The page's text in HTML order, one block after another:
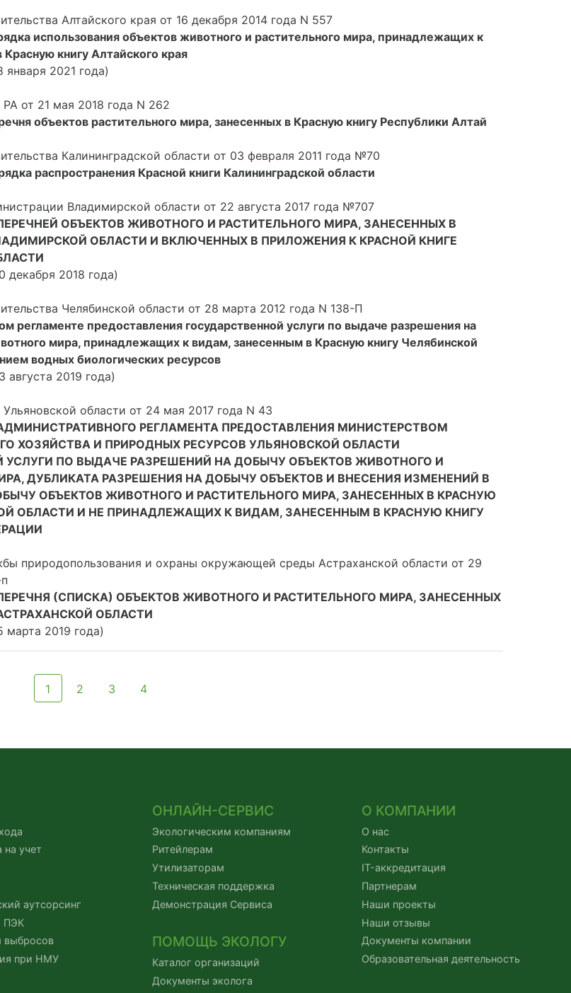
Алтайского края от 16 декабря 2014 года N 557
использования объектов животного и растительного мира, принадлежащих к
книгу Алтайского края
января 2021 года)
от 21 мая 2018 года N 262
объектов растительного мира, занесенных в Красную книгу Республики Алтай
Калининградской области от 03 февраля 2011 года №70
распространения Красной книги Калининградской области
Владимирской области от 22 августа 2017 года №707
ОБЪЕКТОВ ЖИВОТНОГО И РАСТИТЕЛЬНОГО МИРА, ЗАНЕСЕННЫХ В
ОБЛАСТИ И ВКЛЮЧЕННЫХ В ПРИЛОЖЕНИЯ К КРАСНОЙ КНИГЕ
декабря 2018 года)
Челябинской области от 28 марта 2012 года N 138-П
регламенте предоставления государственной услуги по выдаче разрешения на
мира, принадлежащих к видам, занесенным в Красную книгу Челябинской
водных биологических ресурсов
2019 года)
области от 24 мая 2017 года N 43
РЕГЛАМЕНТА ПРЕДОСТАВЛЕНИЯ МИНИСТЕРСТВОМ
ХОЗЯЙСТВА И ПРИРОДНЫХ РЕСУРСОВ УЛЬЯНОВСКОЙ ОБЛАСТИ
УСЛУГИ ПО ВЫДАЧЕ РАЗРЕШЕНИЙ НА ДОБЫЧУ ОБЪЕКТОВ ЖИВОТНОГО И
ДУБЛИКАТА РАЗРЕШЕНИЯ НА ДОБЫЧУ ОБЪЕКТОВ И ВНЕСЕНИЯ ИЗМЕНЕНИЙ В
ОБЪЕКТОВ ЖИВОТНОГО И РАСТИТЕЛЬНОГО МИРА, ЗАНЕСЕННЫХ В КРАСНУЮ
ОБЛАСТИ И НЕ ПРИНАДЛЕЖАЩИХ К ВИДАМ, ЗАНЕСЕННЫМ В КРАСНУЮ КНИГУ
природопользования и охраны окружающей среды Астраханской области от 29
(СПИСКА) ОБЪЕКТОВ ЖИВОТНОГО И РАСТИТЕЛЬНОГО МИРА, ЗАНЕСЕННЫХ
ОБЛАСТИ
марта 2019 года)
1 2 3 4
на учет
аутсорсинг
ПЭК
выбросов
при НМУ
ОНЛАЙН-СЕРВИС
Экологическим компаниям
Ритейлерам
Утилизаторам
Техническая поддержка
Демонстрация Сервиса
ПОМОЩЬ ЭКОЛОГУ
Каталог организаций
Документы эколога
О КОМПАНИИ
О нас
Контакты
IT-аккредитация
Партнерам
Наши проекты
Наши отзывы
Документы компании
Образовательная деятельность